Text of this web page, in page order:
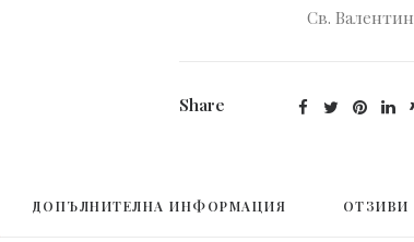
Св. Валентин
Share
ДОПЪЛНИТЕЛНА ИНФОРМАЦИЯ ОТЗИВИ